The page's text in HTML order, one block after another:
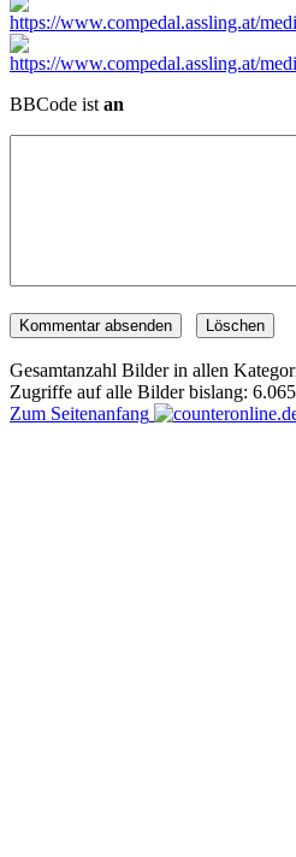
BBCode ist an
Gesamtanzahl Bilder in allen
Zugriffe auf alle Bilder bislang:
Zum Seitenanfang